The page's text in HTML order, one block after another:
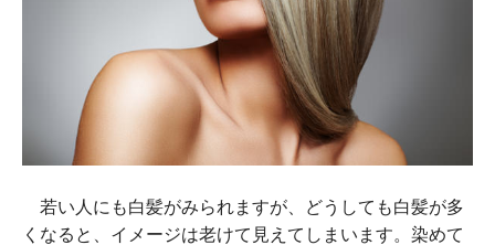
若い人にも白髪がみられますが、どうしても白髪が多
くなると、イメージは老けて見えてしまいます。染めて